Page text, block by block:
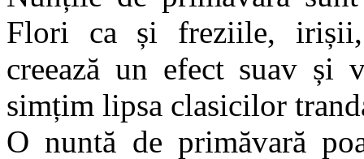
Flori ca și freziile, irișii,
creează un efect suav și
simțim lipsa clasicilor
O nuntă de primăvară